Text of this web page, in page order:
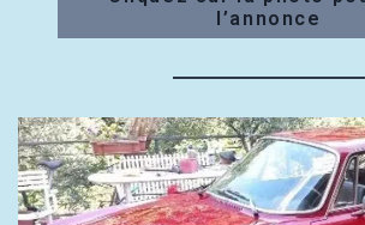
l’annonce